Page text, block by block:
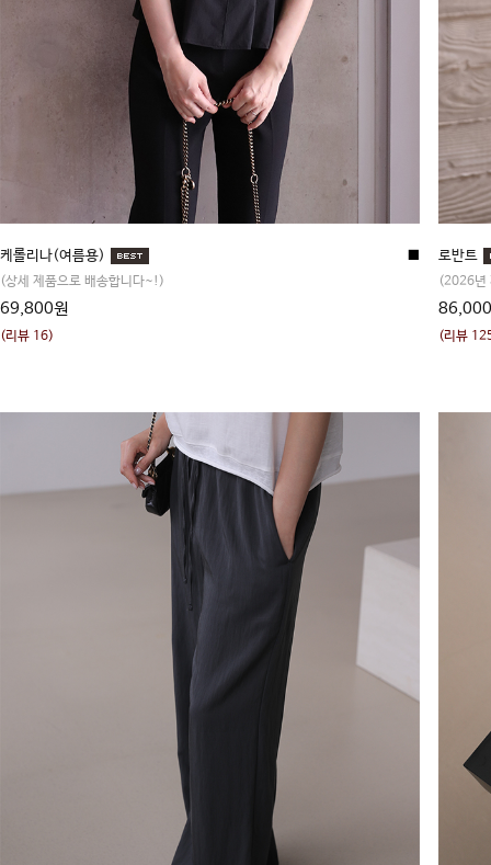
케롤리나(여름용)
(상세 제품으로 배송합니다~!)
69,800원
■
(리뷰 16)
로반트
(2026년
(리뷰